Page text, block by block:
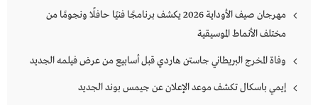
مهرجان صيف الأوداية 2026 يكشف برنامجًا فنيًا حافلًا ونجومًا من
مختلف الأنماط الموسيقية
وفاة المخرج البريطاني جاستن هاردي قبل أسابيع من عرض فيلمه الجديد
إيمي باسكال تكشف موعد الإعلان عن جيمس بوند الجديد